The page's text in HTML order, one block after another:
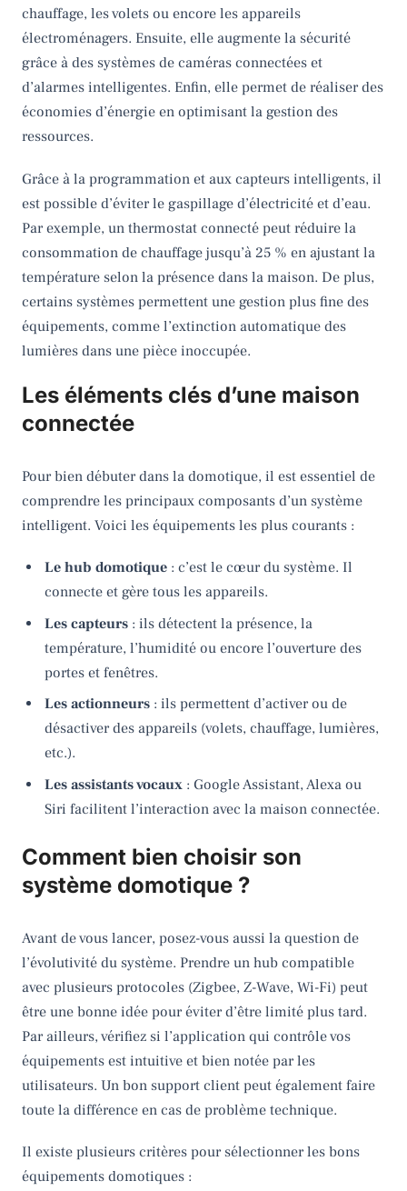
chauffage, les volets ou encore les appareils
électroménagers. Ensuite, elle augmente la sécurité
grâce à des systèmes de caméras connectées et
d’alarmes intelligentes. Enfin, elle permet de réaliser des
économies d’énergie en optimisant la gestion des
ressources.
Grâce à la programmation et aux capteurs intelligents, il
est possible d’éviter le gaspillage d’électricité et d’eau.
Par exemple, un thermostat connecté peut réduire la
consommation de chauffage jusqu’à 25 % en ajustant la
température selon la présence dans la maison. De plus,
certains systèmes permettent une gestion plus fine des
équipements, comme l’extinction automatique des
lumières dans une pièce inoccupée.
Les éléments clés d’une maison
connectée
Pour bien débuter dans la domotique, il est essentiel de
comprendre les principaux composants d’un système
intelligent. Voici les équipements les plus courants :
Le hub domotique: c’est le cœur du système. Il
connecte et gère tous les appareils.
Les capteurs: ils détectent la présence, la
température, l’humidité ou encore l’ouverture des
portes et fenêtres.
Les actionneurs: ils permettent d’activer ou de
désactiver des appareils (volets, chauffage, lumières,
etc.).
Les assistants vocaux: Google Assistant, Alexa ou
Siri facilitent l’interaction avec la maison connectée.
Comment bien choisir son
système domotique ?
Avant de vous lancer, posez-vous aussi la question de
l’évolutivité du système. Prendre un hub compatible
avec plusieurs protocoles (Zigbee, Z-Wave, Wi-Fi) peut
être une bonne idée pour éviter d’être limité plus tard.
Par ailleurs, vérifiez si l’application qui contrôle vos
équipements est intuitive et bien notée par les
utilisateurs. Un bon support client peut également faire
toute la différence en cas de problème technique.
Il existe plusieurs critères pour sélectionner les bons
équipements domotiques :